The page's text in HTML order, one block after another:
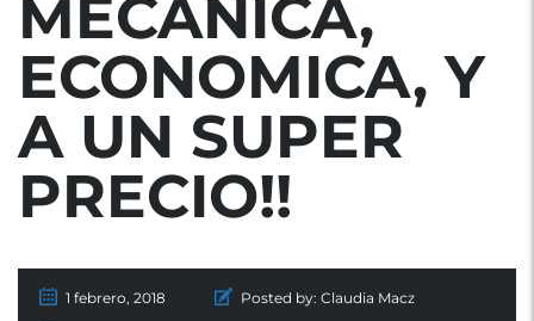
MECANICA,
ECONOMICA, Y
A UN SUPER
PRECIO!!
1 febrero, 2018 Posted by: Claudia Macz